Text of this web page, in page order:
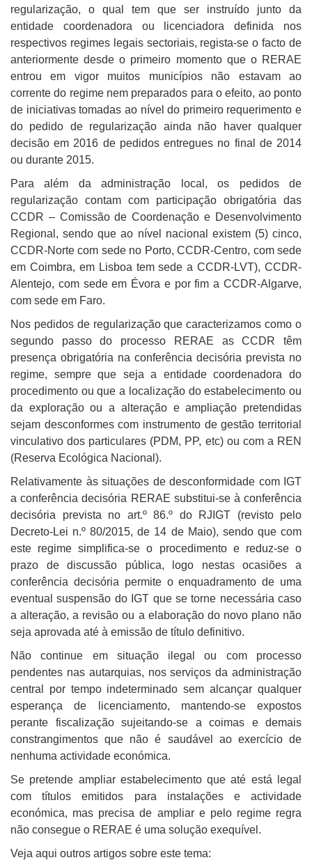
regularização, o qual tem que ser instruído junto da
entidade coordenadora ou licenciadora definida nos
respectivos regimes legais sectoriais, regista-se o facto de
anteriormente desde o primeiro momento que o RERAE
entrou em vigor muitos municípios não estavam ao
corrente do regime nem preparados para o efeito, ao ponto
de iniciativas tomadas ao nível do primeiro requerimento e
do pedido de regularização ainda não haver qualquer
decisão em 2016 de pedidos entregues no final de 2014
ou durante 2015.
Para além da administração local, os pedidos de
regularização contam com participação obrigatória das
CCDR – Comissão de Coordenação e Desenvolvimento
Regional, sendo que ao nível nacional existem (5) cinco,
CCDR-Norte com sede no Porto, CCDR-Centro, com sede
em Coimbra, em Lisboa tem sede a CCDR-LVT), CCDR-
Alentejo, com sede em Évora e por fim a CCDR-Algarve,
com sede em Faro.
Nos pedidos de regularização que caracterizamos como o
segundo passo do processo RERAE as CCDR têm
presença obrigatória na conferência decisória prevista no
regime, sempre que seja a entidade coordenadora do
procedimento ou que a localização do estabelecimento ou
da exploração ou a alteração e ampliação pretendidas
sejam desconformes com instrumento de gestão territorial
vinculativo dos particulares (PDM, PP, etc) ou com a REN
(Reserva Ecológica Nacional).
Relativamente às situações de desconformidade com IGT
a conferência decisória RERAE substitui-se à conferência
decisória prevista no art.º 86.º do RJIGT (revisto pelo
Decreto-Lei n.º 80/2015, de 14 de Maio), sendo que com
este regime simplifica-se o procedimento e reduz-se o
prazo de discussão pública, logo nestas ocasiões a
conferência decisória permite o enquadramento de uma
eventual suspensão do IGT que se torne necessária caso
a alteração, a revisão ou a elaboração do novo plano não
seja aprovada até à emissão de título definitivo.
Não continue em situação ilegal ou com processo
pendentes nas autarquias, nos serviços da administração
central por tempo indeterminado sem alcançar qualquer
esperança de licenciamento, mantendo-se expostos
perante fiscalização sujeitando-se a coimas e demais
constrangimentos que não é saudável ao exercício de
nenhuma actividade económica.
Se pretende ampliar estabelecimento que até está legal
com títulos emitidos para instalações e actividade
económica, mas precisa de ampliar e pelo regime regra
não consegue o RERAE é uma solução exequível.
Veja aqui outros artigos sobre este tema: